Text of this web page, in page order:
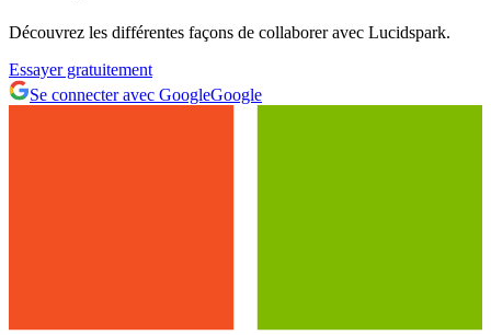
Découvrez les différentes façons de collaborer avec Lucidspark.
Essayer gratuitement
Se connecter avec GoogleGoogle